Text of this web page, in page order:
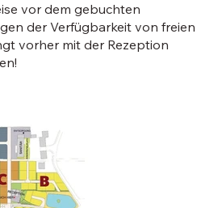
vor dem gebuchten
der Verfügbarkeit von freien
vorher mit der Rezeption